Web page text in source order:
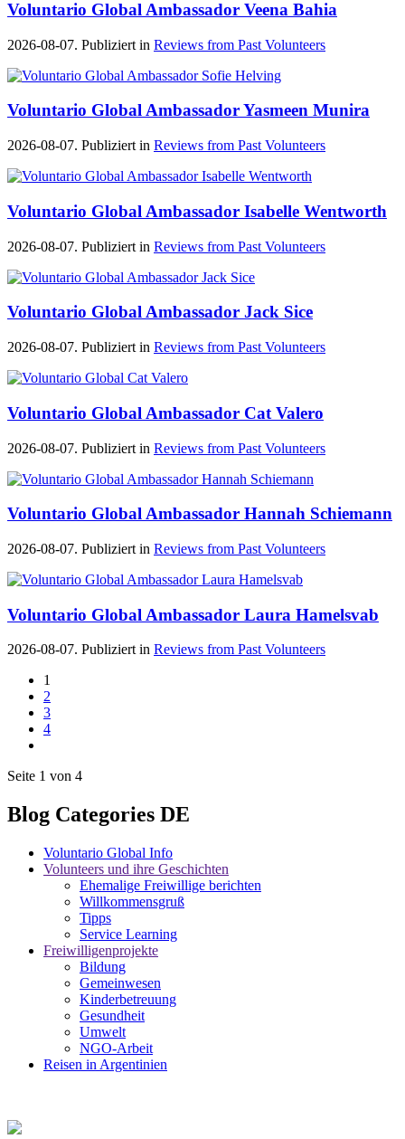
Voluntario Global Ambassador Veena Bahia
2026-08-07. Publiziert in Reviews from Past Volunteers
Voluntario Global Ambassador Yasmeen Munira
2026-08-07. Publiziert in Reviews from Past Volunteers
Voluntario Global Ambassador Isabelle Wentworth
2026-08-07. Publiziert in Reviews from Past Volunteers
Voluntario Global Ambassador Jack Sice
2026-08-07. Publiziert in Reviews from Past Volunteers
Voluntario Global Ambassador Cat Valero
2026-08-07. Publiziert in Reviews from Past Volunteers
Voluntario Global Ambassador Hannah Schiemann
2026-08-07. Publiziert in Reviews from Past Volunteers
Voluntario Global Ambassador Laura Hamelsvab
2026-08-07. Publiziert in Reviews from Past Volunteers
1
2
3
4
Seite 1 von 4
Blog Categories DE
Voluntario Global Info
Volunteers und ihre Geschichten
Ehemalige Freiwillige berichten
Willkommensgruß
Tipps
Service Learning
Freiwilligenprojekte
Bildung
Gemeinwesen
Kinderbetreuung
Gesundheit
Umwelt
NGO-Arbeit
Reisen in Argentinien